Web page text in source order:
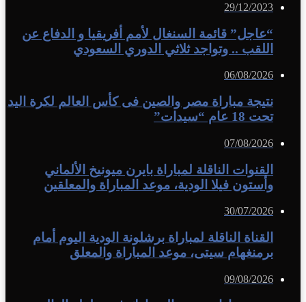
29/12/2023
“عاجل” قائمة السنغال لأمم أفريقيا و الدفاع عن
اللقب .. وتواجد ثلاثي الدوري السعودي
06/08/2026
نتيجة مباراة مصر والصين فى كأس العالم لكرة اليد
تحت 18 عام “سيدات”
07/08/2026
القنوات الناقلة لمباراة بايرن ميونيخ الألماني
وأستون فيلا الودية، موعد المباراة والمعلقين
30/07/2026
القناة الناقلة لمباراة برشلونة الودية اليوم أمام
برمنغهام سيتى، موعد المباراة والمعلق
09/08/2026